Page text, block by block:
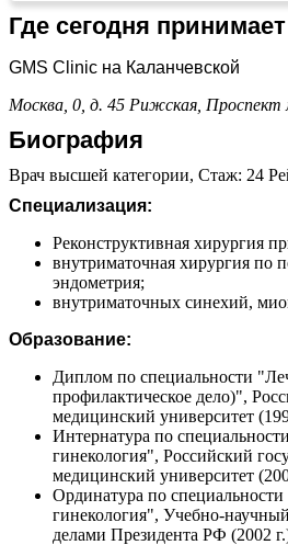
Где сегодня
GMS Clinic на Каланчевской
Москва, 0, д. 45 Рижская, Проспект
Биография
Врач высшей категории, Стаж: 24
Специализация:
Реконструктивная хирургия
внутриматочная хирургия по
эндометрия;
внутриматочных синехий,
Образование:
Диплом по специальности
профилактическое дело)",
медицинский университет
Интернатура по
гинекология", Российский
медицинский университет
Ординатура по
гинекология", Учебно-
делами Президента РФ (2002